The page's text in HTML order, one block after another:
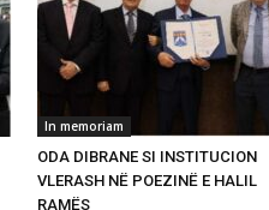
In memoriam
ODA DIBRANE SI INSTITUCION
VLERASH NË POEZINË E HALIL
RAMËS